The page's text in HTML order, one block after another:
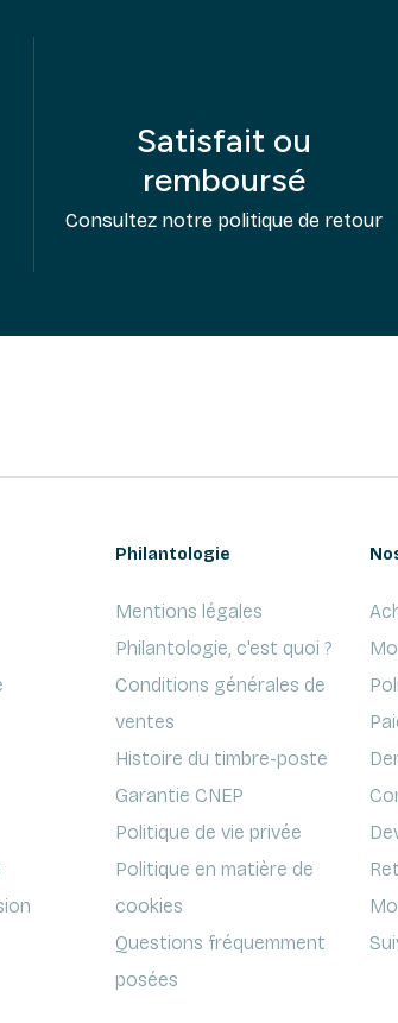
Satisfait ou
remboursé
Consultez notre politique de retour
Philantologie
Mentions légales
Philantologie, c'est quoi ?
Conditions générales de
ventes
Histoire du timbre-poste
Garantie CNEP
Politique de vie privée
Politique en matière de
cookies
Questions fréquemment
posées